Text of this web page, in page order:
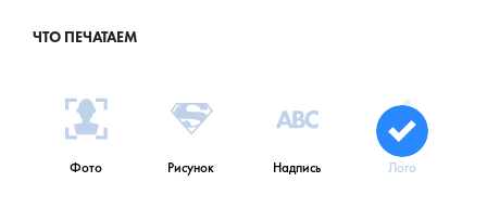
ЧТО ПЕЧАТАЕМ
Фото Рисунок Надпись Лого